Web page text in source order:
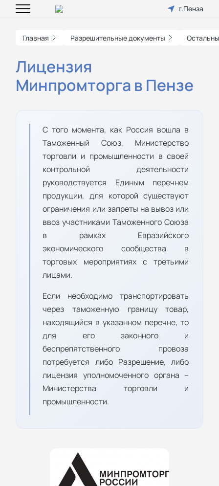
г.Пенза
Главная Разрешительные документы
Лицензия
Минпромторга в Пензе
С того момента, как Россия вошла в
Таможенный Союз, Министерство
торговли и промышленности в своей
контрольной деятельности
руководствуется Единым перечнем
продукции, для которой существуют
ограничения или запреты на вывоз или
ввоз участниками Таможенного Союза
в рамках Евразийского
экономического сообщества в
торговых мероприятиях с третьими
лицами.
Если необходимо транспортировать
через таможенную границу товар,
находящийся в указанном перечне, то
для его законного и
беспрепятственного провоза
потребуется либо Разрешение, либо
лицензия уполномоченного органа –
Министерства торговли и
промышленности.